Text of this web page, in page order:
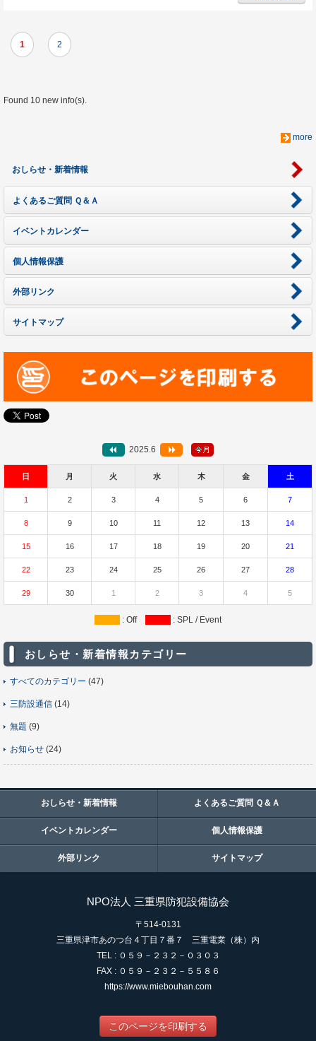
1 2
Found 10 new info(s).
more
おしらせ・新着情報
よくあるご質問 Ｑ＆Ａ
イベントカレンダー
個人情報保護
外部リンク
サイトマップ
2025.6
日 月 火 水 木 金 土
1 2 3 4 5 6 7
8 9 10 11 12 13 14
15 16 17 18 19 20 21
22 23 24 25 26 27 28
29 30 1 2 3 4 5
: Off : SPL / Event
おしらせ・新着情報カテゴリー
すべてのカテゴリー (47)
三防設通信 (14)
無題 (9)
お知らせ (24)
おしらせ・新着情報 よくあるご質問 Ｑ＆Ａ
イベントカレンダー 個人情報保護
外部リンク サイトマップ
NPO法人 三重県防犯設備協会
〒514-0131
三重県津市あのつ台４丁目７番７ 三重電業（株）内
TEL : ０５９－２３２－０３０３
FAX : ０５９－２３２－５５８６
https://www.miebouhan.com
このページを印刷する